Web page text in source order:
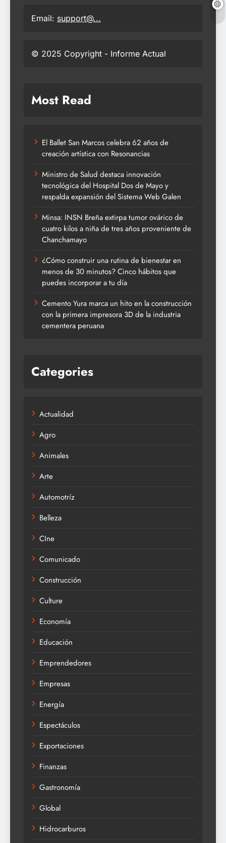
Email: support@...
© 2025 Copyright - Informe Actual
Most Read
El Ballet San Marcos celebra 62 años de
creación artística con Resonancias
Ministro de Salud destaca innovación
tecnológica del Hospital Dos de Mayo y
respalda expansión del Sistema Web Galen
Minsa: INSN Breña extirpa tumor ovárico de
cuatro kilos a niña de tres años proveniente de
Chanchamayo
¿Cómo construir una rutina de bienestar en
menos de 30 minutos? Cinco hábitos que
puedes incorporar a tu día
Cemento Yura marca un hito en la construcción
con la primera impresora 3D de la industria
cementera peruana
Categories
Actualidad
Agro
Animales
Arte
Automotríz
Belleza
CIne
Comunicado
Construcción
Culture
Economía
Educación
Emprendedores
Empresas
Energía
Espectáculos
Exportaciones
Finanzas
Gastronomía
Global
Hidrocarburos